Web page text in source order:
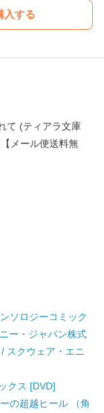
入する
て (ティアラ文庫
メール便送料無
ソロジーコミック
ー・ジャパン株式
スクウェア・エニ
クス [DVD]
の超越ヒール （角